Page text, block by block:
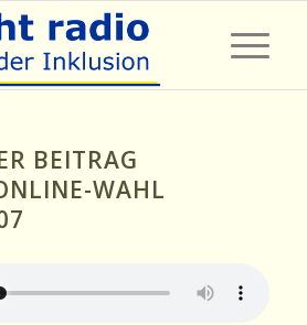
BEITRAG
WAHL